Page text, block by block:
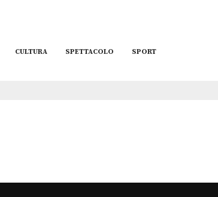
CULTURA SPETTACOLO SPORT